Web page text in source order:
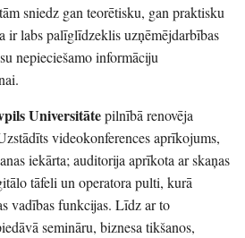
sniedz gan teorētisku, gan praktisku
ir labs palīglīdzeklis uzņēmējdarbības
nepieciešamo informāciju
Universitātepilnībā renovēja
videokonferences aprīkojums,
iekārta; auditorija aprīkota ar skaņas
tāfeli un operatora pulti, kurā
vadības funkcijas. Līdz ar to
semināru, biznesa tikšanos,